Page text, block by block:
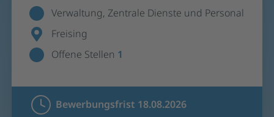
Verwaltung, Zentrale Dienste und Personal
Freising
Offene Stellen 1
Bewerbungsfrist 18.08.2026